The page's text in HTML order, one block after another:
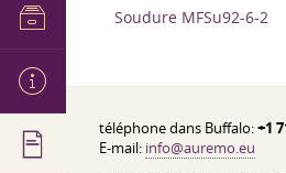
Soudure MFSu92-6-2
téléphone dans Buffalo:+1
E-mail: info@auremo.eu